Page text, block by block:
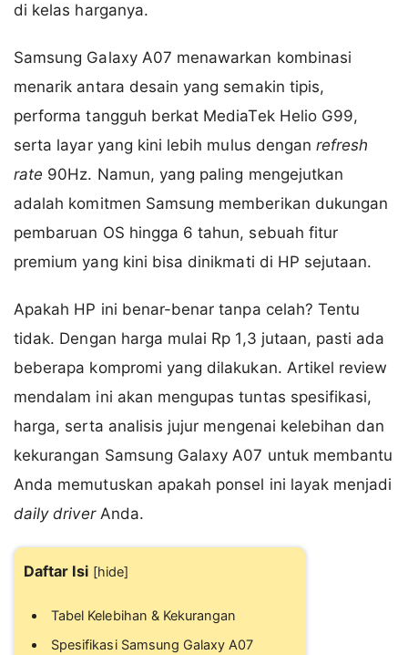
di kelas harganya.
Samsung Galaxy A07 menawarkan kombinasi
menarik antara desain yang semakin tipis,
performa tangguh berkat MediaTek Helio G99,
serta layar yang kini lebih mulus denganrefresh
rate 90Hz. Namun, yang paling mengejutkan
adalah komitmen Samsung memberikan dukungan
pembaruan OS hingga 6 tahun, sebuah fitur
premium yang kini bisa dinikmati di HP sejutaan.
Apakah HP ini benar-benar tanpa celah? Tentu
tidak. Dengan harga mulai Rp 1,3 jutaan, pasti ada
beberapa kompromi yang dilakukan. Artikel review
mendalam ini akan mengupas tuntas spesifikasi,
harga, serta analisis jujur mengenai kelebihan dan
kekurangan Samsung Galaxy A07 untuk membantu
Anda memutuskan apakah ponsel ini layak menjadi
daily driverAnda.
Daftar Isi [hide]
Tabel Kelebihan & Kekurangan
Spesifikasi Samsung Galaxy A07